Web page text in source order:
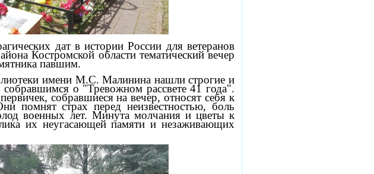
дат в истории России для ветеранов
Костромской области тематический вечер
павшим.
имени М.С. Малинина нашли строгие и
о "Тревожном рассвете 41 года".
собравшиеся на вечер, относят себя к
помнят страх перед неизвестностью, боль
военных лет. Минута молчания и цветы к
их неугасающей памяти и незаживающих